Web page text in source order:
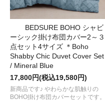
BEDSURE BOHO シャビ
ーシック掛け布団カバー2～３
点セット4サイズ ＊Boho
Shabby Chic Duvet Cover Set
/ Mineral Blue
17,800円(税込19,580円)
新商品です♪ やわらかな肌触りの
BOHO掛け布団カバーセットです。